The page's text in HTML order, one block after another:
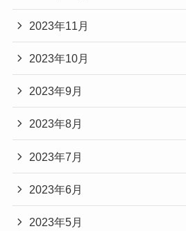
2023年11月
2023年10月
2023年9月
2023年8月
2023年7月
2023年6月
2023年5月